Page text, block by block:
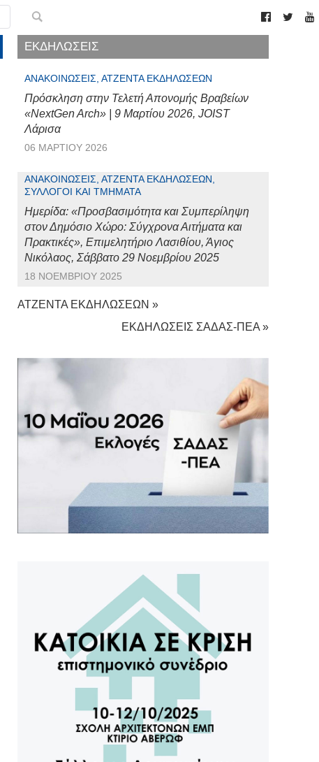
ΕΚΔΗΛΩΣΕΙΣ
ΑΝΑΚΟΙΝΏΣΕΙΣ, ΑΤΖΈΝΤΑ ΕΚΔΗΛΏΣΕΩΝ
Πρόσκληση στην Τελετή Απονομής Βραβείων
«NextGen Arch» | 9 Μαρτίου 2026, JOIST
Λάρισα
06 ΜΑΡΤΊΟΥ 2026
ΑΝΑΚΟΙΝΏΣΕΙΣ, ΑΤΖΈΝΤΑ ΕΚΔΗΛΏΣΕΩΝ,
ΣΎΛΛΟΓΟΙ ΚΑΙ ΤΜΉΜΑΤΑ
Ημερίδα: «Προσβασιμότητα και Συμπερίληψη
στον Δημόσιο Χώρο: Σύγχρονα Αιτήματα και
Πρακτικές», Επιμελητήριο Λασιθίου, Άγιος
Νικόλαος, Σάββατο 29 Νοεμβρίου 2025
18 ΝΟΕΜΒΡΊΟΥ 2025
ΑΤΖΕΝΤΑ ΕΚΔΗΛΩΣΕΩΝ »
ΕΚΔΗΛΩΣΕΙΣ ΣΑΔΑΣ-ΠΕΑ »